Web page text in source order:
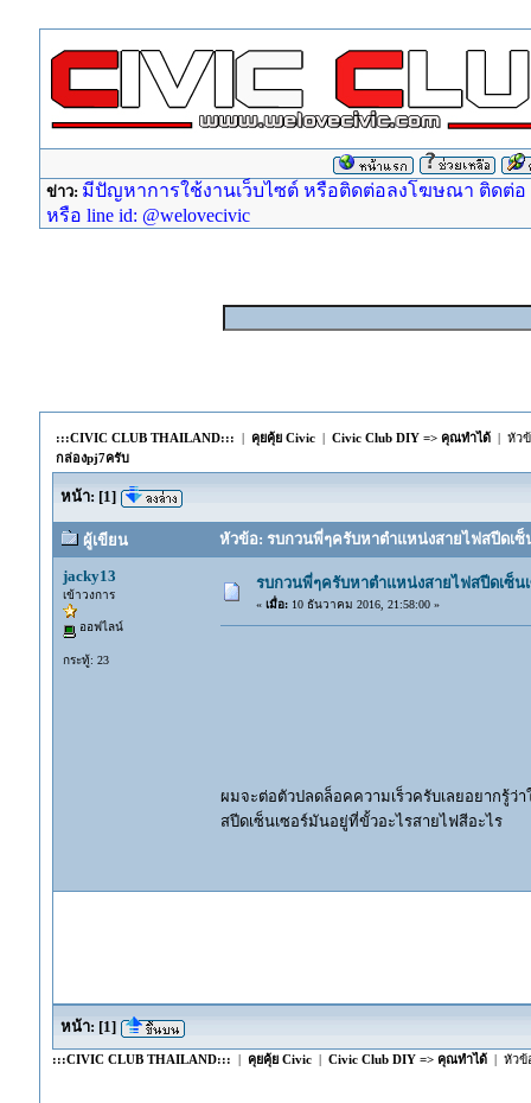
ข่าว: มีปัญหาการใช้งานเว็บไซต์ หรือติดต่อลงโฆษณา ติดต่อ
หรือ line id: @welovecivic
:::CIVIC CLUB THAILAND::: | คุยคุ้ย Civic| Civic Club DIY => คุณทำได้| หัว
กล่องpj7ครับ
หน้า: [1]
ผู้เขียน หัวข้อ: รบกวนพี่ๆครับหาตำแหน่งสายไฟสปีดเซ็
jacky13
เข้าวงการ
ออฟไลน์
กระทู้: 23
รบกวนพี่ๆครับหาตำแหน่งสายไฟสปีดเซ็น
« เมื่อ:10 ธันวาคม 2016, 21:58:00 »
ผมจะต่อตัวปลดล็อคความเร็วครับเลยอยากรู้ว่า
สปีดเซ็นเซอร์มันอยู่ที่ขั้วอะไรสายไฟสีอะไร
หน้า: [1]
:::CIVIC CLUB THAILAND::: | คุยคุ้ย Civic| Civic Club DIY => คุณทำได้| หัวข้